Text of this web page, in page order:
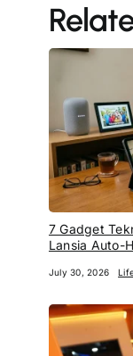
7 Gadget
Lansia Auto-
July 30, 2026